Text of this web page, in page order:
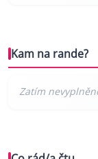
Kam na rande?